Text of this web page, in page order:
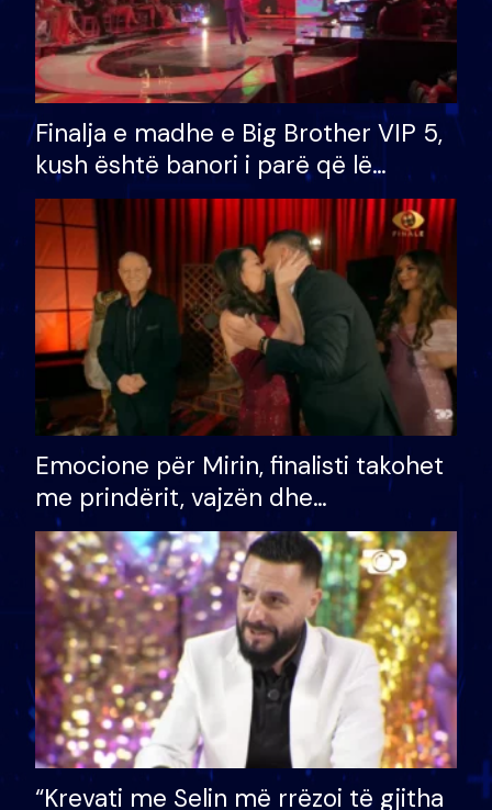
Finalja e madhe e Big Brother VIP 5,
kush është banori i parë që lë
shtëpinë dhe humb mundësinë për
të fituar çmimin e madh
Emocione për Mirin, finalisti takohet
me prindërit, vajzën dhe
bashkëshorten: S’kemi ndonjë letër
divorci apo jo?
“Krevati me Selin më rrëzoi të gjitha